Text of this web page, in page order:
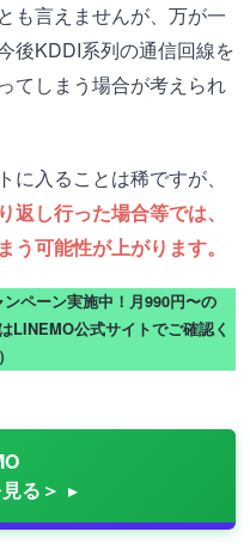
も言えませんが、万が一
後KDDI系列の通信回線を
てしまう場合が考えられ
入ることは稀ですが、
し行った場合等では、
可能性が上がります。
ペーン実施中！月990円〜の
LINEMO公式サイトでご確認く
る＞